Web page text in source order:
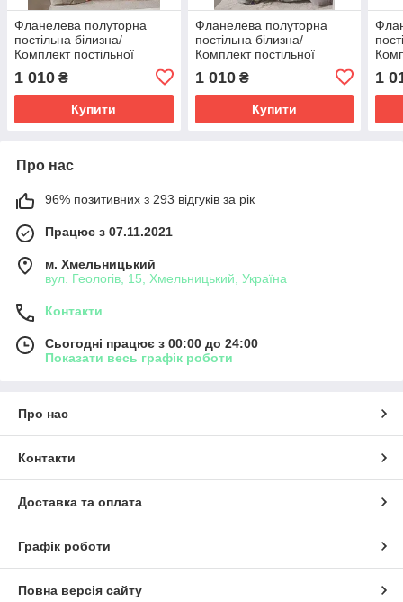
Фланелева полуторна
постільна білизна/
Комплект постільної
білизни/постільна білизна
1 010 ₴
Купити
Фланелева полуторна
постільна білизна/
Комплект постільної
білизни/постільна білизна
1 010₴
Купити
1
Про нас
96% позитивних з 293 відгуків за рік
Працює з 07.11.2021
м. Хмельницький
вул. Геологів, 15, Хмельницький, Україна
Контакти
Сьогодні працює з 00:00 до 24:00
Показати весь графік роботи
Про нас
Контакти
Доставка та оплата
Графік роботи
Повна версія сайту